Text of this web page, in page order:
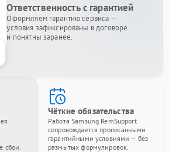
Ответственность с гарантией
Оформляем гарантию сервиса —
условия зафиксированы в договоре
и понятны заранее.
сбои.
Чёткие обязательства
Работа Samsung RemSupport
сопровождается прописанными
гарантийными условиями — без
размытых формулировок.